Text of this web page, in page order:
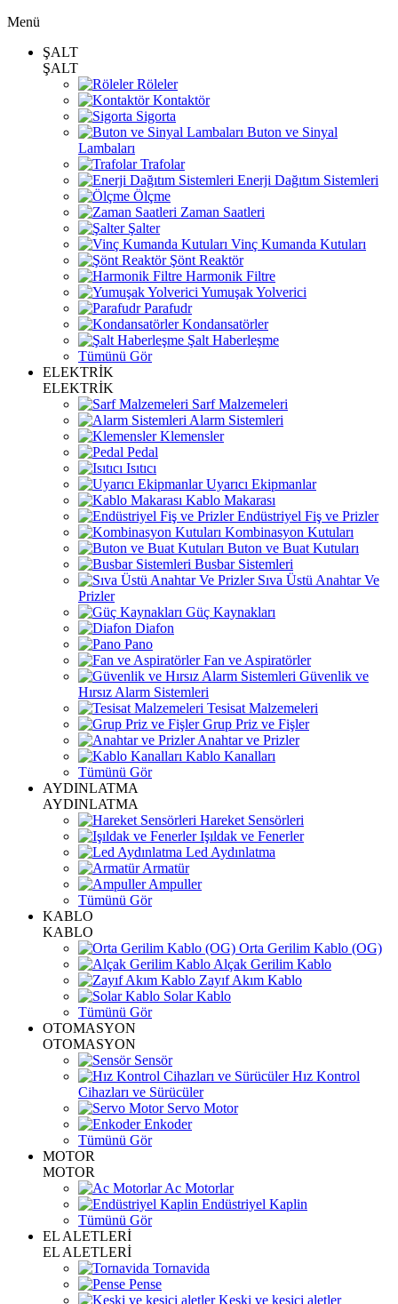
Menü
ŞALT
ŞALT
Röleler
Kontaktör
Sigorta
Buton ve Sinyal
Lambaları
Trafolar
Enerji Dağıtım Sistemleri
Ölçme
Zaman Saatleri
Şalter
Vinç Kumanda Kutuları
Şönt Reaktör
Harmonik Filtre
Yumuşak Yolverici
Parafudr
Kondansatörler
Şalt Haberleşme
Tümünü Gör
ELEKTRİK
ELEKTRİK
Sarf Malzemeleri
Alarm Sistemleri
Klemensler
Pedal
Isıtıcı
Uyarıcı Ekipmanlar
Kablo Makarası
Endüstriyel Fiş ve Prizler
Kombinasyon Kutuları
Buton ve Buat Kutuları
Busbar Sistemleri
Sıva Üstü Anahtar Ve
Prizler
Güç Kaynakları
Diafon
Pano
Fan ve Aspiratörler
Güvenlik ve
Hırsız Alarm Sistemleri
Tesisat Malzemeleri
Grup Priz ve Fişler
Anahtar ve Prizler
Kablo Kanalları
Tümünü Gör
AYDINLATMA
AYDINLATMA
Hareket Sensörleri
Işıldak ve Fenerler
Led Aydınlatma
Armatür
Ampuller
Tümünü Gör
KABLO
KABLO
Orta Gerilim Kablo (OG)
Alçak Gerilim Kablo
Zayıf Akım Kablo
Solar Kablo
Tümünü Gör
OTOMASYON
OTOMASYON
Sensör
Hız Kontrol
Cihazları ve Sürücüler
Servo Motor
Enkoder
Tümünü Gör
MOTOR
MOTOR
Ac Motorlar
Endüstriyel Kaplin
Tümünü Gör
EL ALETLERİ
EL ALETLERİ
Tornavida
Pense
Keski ve kesici aletler